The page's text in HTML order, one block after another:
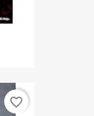
favorite_border